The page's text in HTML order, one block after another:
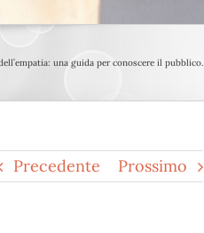
una guida per conoscere il pubblico.
Precedente Prossimo